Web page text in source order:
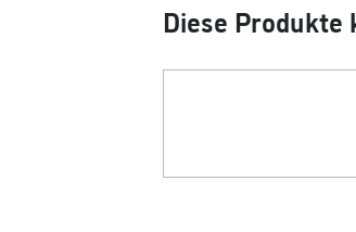
Diese